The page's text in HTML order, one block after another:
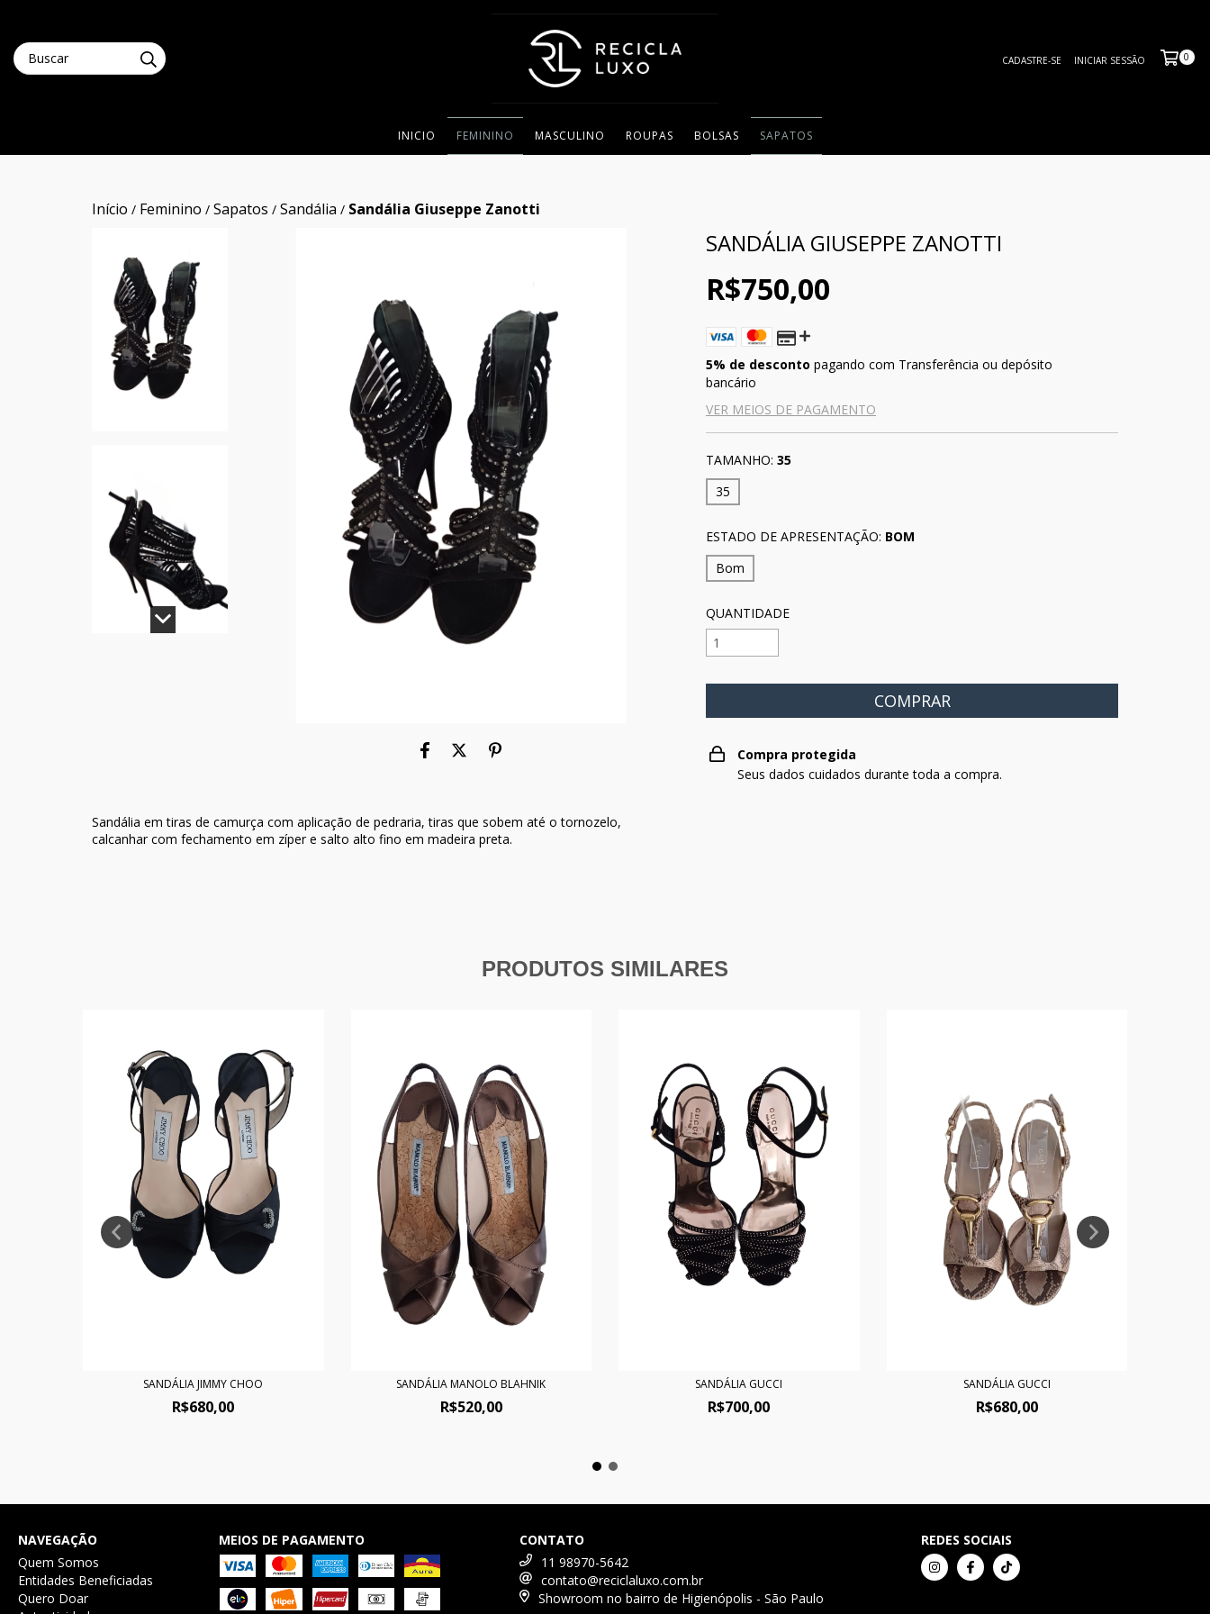
CADASTRE-SE INICIAR SESSÃO 0
INICIO FEMININO MASCULINO ROUPAS BOLSAS SAPATOS
Início / Feminino / Sapatos / Sandália / Sandália Giuseppe Zanotti
Sandália em tiras de camurça com aplicação de pedraria, tiras que sobem até o tornozelo,
calcanhar com fechamento em zíper e salto alto fino em madeira preta.
SANDÁLIA GIUSEPPE ZANOTTI
R$750,00
5% de desconto pagando com Transferência ou depósito
bancário
VER MEIOS DE PAGAMENTO
TAMANHO: 35
35
ESTADO DE APRESENTAÇÃO: BOM
Bom
QUANTIDADE
Compra protegida
Seus dados cuidados durante toda a compra.
PRODUTOS SIMILARES
SANDÁLIA JIMMY CHOO
R$680,00
SANDÁLIA MANOLO BLAHNIK
R$520,00
SANDÁLIA GUCCI
R$700,00
SANDÁLIA GUCCI
R$680,00
NAVEGAÇÃO
Quem Somos
Entidades Beneficiadas
Quero Doar
MEIOS DE PAGAMENTO
CONTATO
11 98970-5642
contato@reciclaluxo.com.br
Showroom no bairro de Higienópolis - São Paulo
REDES SOCIAIS